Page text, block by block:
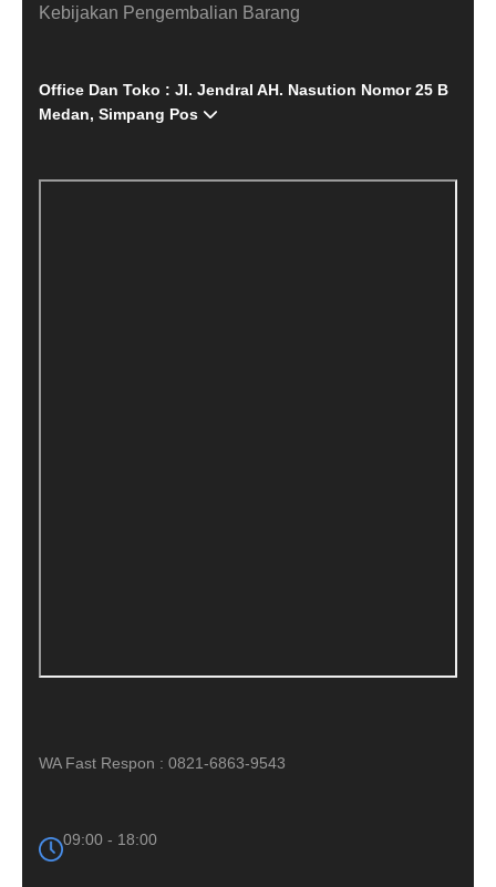
Kebijakan Pengembalian Barang
Office Dan Toko : Jl. Jendral AH. Nasution Nomor 25 B
Medan, Simpang Pos
WA Fast Respon : 0821-6863-9543
09:00 - 18:00